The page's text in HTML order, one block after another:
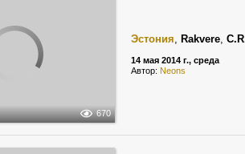
670
Эстония, Rakvere,
14 мая 2014 г., среда
Автор: Neons